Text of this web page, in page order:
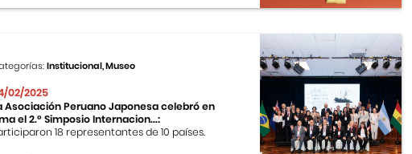
Institucional, Museo
02/2025
Asociación Peruano Japonesa celebró en
el 2.º Simposio Internacion...:
18 representantes de 10 países.